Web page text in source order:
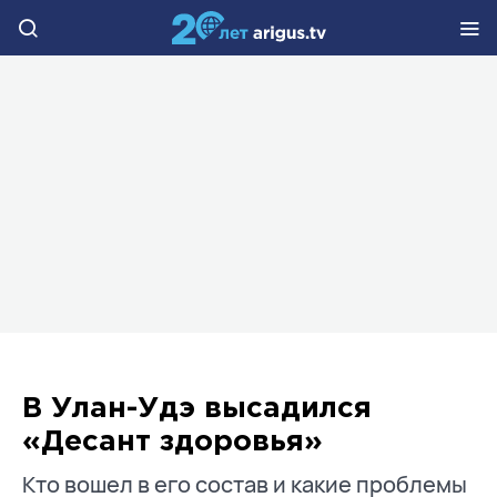
В Улан-Удэ высадился
«Десант здоровья»
Кто вошел в его состав и какие проблемы